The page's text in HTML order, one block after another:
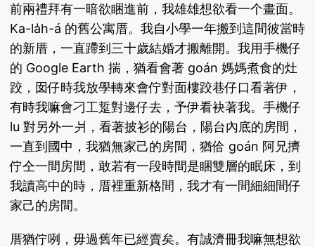
前兩禮拜有一暗欲睏進前，我雄雄想欲看一个畫面。
Ka-la̍h-á 的舊公寓厝。我自小學一年搬到這間彼當時
的新厝，一直蹛到三十歲結婚才搬離開。我用手機仔
的 Google Earth 揣，猶看會著 goán 媽媽煮食的灶
跤，囡仔時我放學轉來會佇對面樓跤巷仔口看著伊，
有時我嘛會刁工踅對邊仔去，予伊看袂著我。手機仔
lu 對另外一爿，看著披衫的陽台，陽台內底的房間，
一直到國中，我猶無家己的房間，猶佮 goán 阿兄擠
佇仝一間房間，敢若有一段時間是睏雙層的眠床，到
我讀高中的時，厝裡重新格間，我才有一間細細間仔
家己的房間。
厝猶佇咧，毋過舊年已經賣矣。有誠濟冊我嘛無想欲